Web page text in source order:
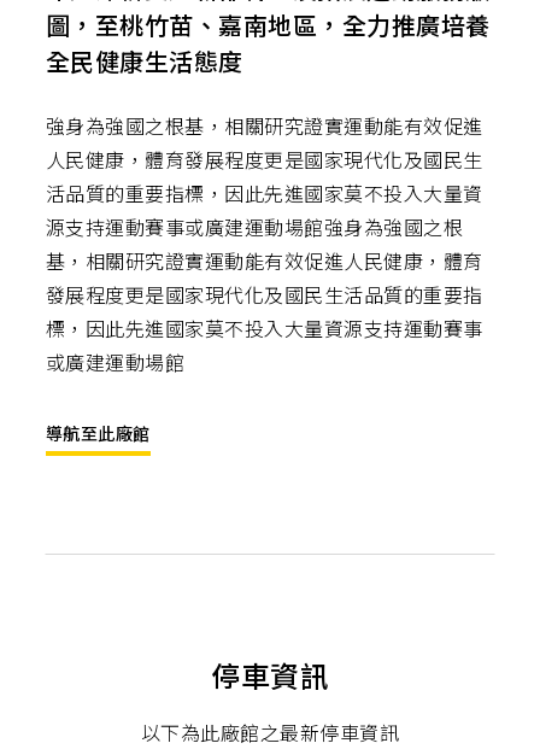
圖，至桃竹苗、嘉南地區，全力推廣培養
全民健康生活態度
強身為強國之根基，相關研究證實運動能有效促進
人民健康，體育發展程度更是國家現代化及國民生
活品質的重要指標，因此先進國家莫不投入大量資
源支持運動賽事或廣建運動場館強身為強國之根
基，相關研究證實運動能有效促進人民健康，體育
發展程度更是國家現代化及國民生活品質的重要指
標，因此先進國家莫不投入大量資源支持運動賽事
或廣建運動場館
導航至此廠館
停車資訊
以下為此廠館之最新停車資訊